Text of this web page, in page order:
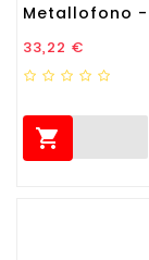
Metallofono -
Prezzo
33,22 €
